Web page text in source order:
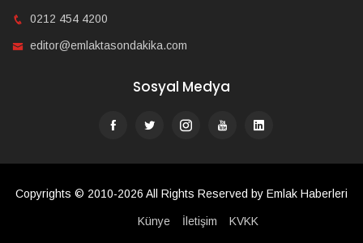
0212 454 4200
editor@emlaktasondakika.com
Sosyal Medya
Copyrights © 2010-2026 All Rights Reserved by Emlak Haberleri
Künye İletişim KVKK